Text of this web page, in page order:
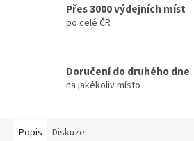
Přes 3000 výdejních míst
po celé ČR
Doručení do druhého dne
na jakékoliv místo
Popis Diskuze